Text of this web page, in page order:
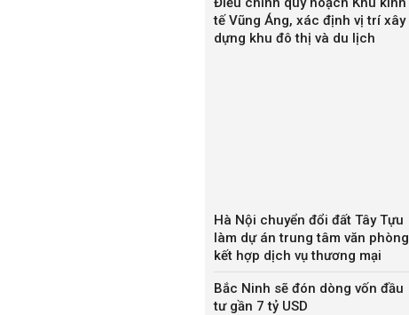
tế Vũng Áng, xác định vị trí xây
dựng khu đô thị và du lịch
Hà Nội chuyển đổi đất Tây Tựu
làm dự án trung tâm văn phòng
kết hợp dịch vụ thương mại
Bắc Ninh sẽ đón dòng vốn đầu
tư gần 7 tỷ USD